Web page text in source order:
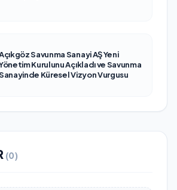
Savunma Sanayi AŞ Yeni
Kurulunu Açıkladı ve Savunma
Küresel Vizyon Vurgusu
(0)